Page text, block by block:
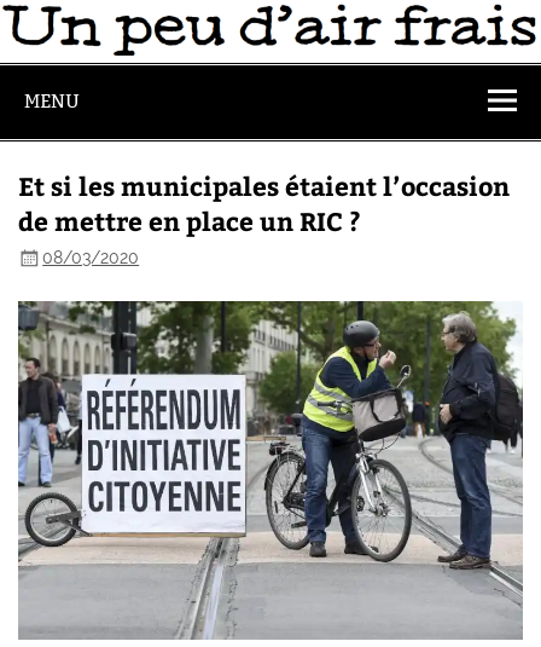
MENU
Et si les municipales étaient l’occasion
de mettre en place un RIC ?
08/03/2020